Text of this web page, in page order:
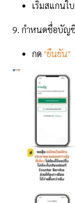
เริ่มสแกนใ
9. กำหนดชื่อบัญ
กด "ยืนยัน"